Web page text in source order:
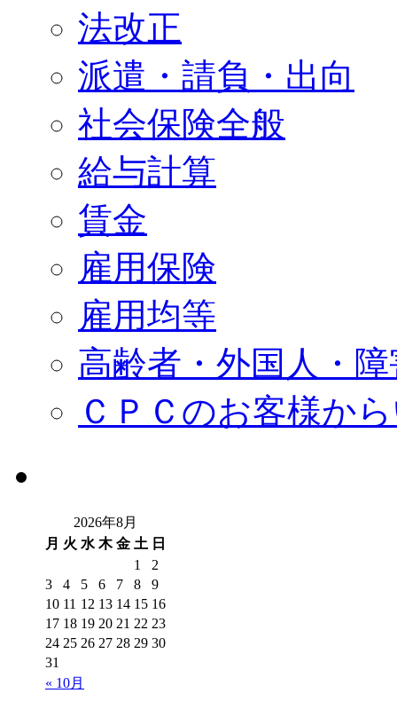
法改正
派遣・請負・出向
社会保険全般
給与計算
賃金
雇用保険
雇用均等
高齢者・外国人・
ＣＰＣのお客様か
2026年8月
月 火 水 木 金 土 日
« 10月
1
2
3
4 5 6 7 8
9
10 11 12 13 14 15 16
17 18 19 20 21 22 23
24 25 26 27 28 29 30
31